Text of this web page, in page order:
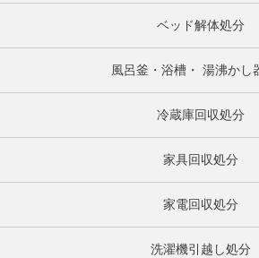
ベッド解体処分
風呂釜・浴槽・ 湯沸かし
冷蔵庫回収処分
家具回収処分
家電回収処分
洗濯機引越し処分